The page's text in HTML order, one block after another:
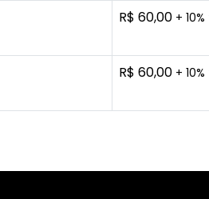
R$ 60,00 +
R$ 60,00 +